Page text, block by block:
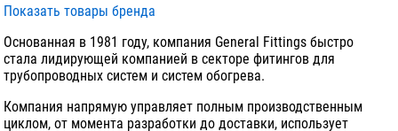
Показать товары бренда
Основанная в 1981 году, компания General Fittings быстро
стала лидирующей компанией в секторе фитингов для
трубопроводных систем и систем обогрева.
Компания напрямую управляет полным производственным
циклом, от момента разработки до доставки, использует